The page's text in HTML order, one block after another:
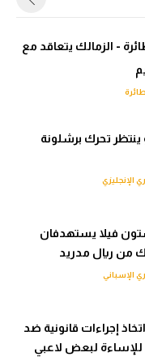
- الزمالك يتعاقد مع
ينتظر تحرك برشلونة
الإنجليزي
فيلا يستهدفان
من ريال مدريد
الإسباني
إجراءات قانونية ضد
للإساءة لبعض لاعبي